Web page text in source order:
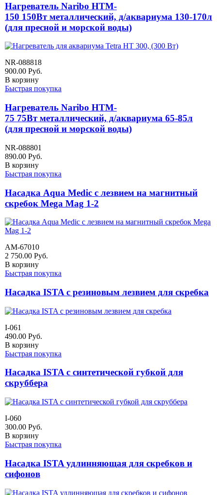
Нагреватель Naribo HTM-
150 150Вт металлический, д/аквариума 130-170л
(для пресной и морской воды)
NR-088818
900.00 Руб.
В корзину
Быстрая покупка
Нагреватель Naribo HTM-
75 75Вт металлический, д/аквариума 65-85л
(для пресной и морской воды)
NR-088801
890.00 Руб.
В корзину
Быстрая покупка
Насадка Aqua Medic с лезвием на магнитный
скребок Mega Mag 1-2
AM-67010
2 750.00 Руб.
В корзину
Быстрая покупка
Насадка ISTA с резиновым лезвием для скребка
I-061
490.00 Руб.
В корзину
Быстрая покупка
Насадка ISTA с синтетической губкой для
скруббера
I-060
300.00 Руб.
В корзину
Быстрая покупка
Насадка ISTA удлинняющая для скребков и
сифонов